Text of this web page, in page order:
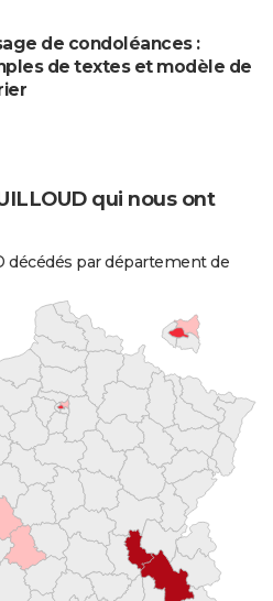
de condoléances :
de textes et modèle de
qui nous ont
décédés par département de